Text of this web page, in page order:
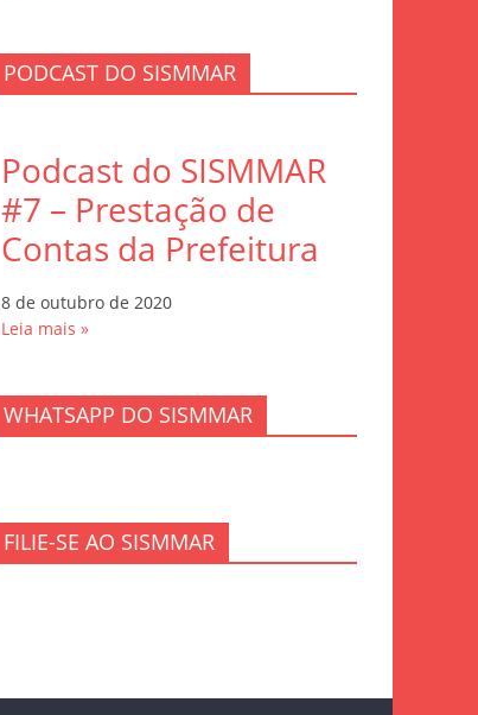
PODCAST DO SISMMAR
Podcast do SISMMAR
#7 – Prestação de
Contas da Prefeitura
8 de outubro de 2020
Leia mais »
WHATSAPP DO SISMMAR
FILIE-SE AO SISMMAR